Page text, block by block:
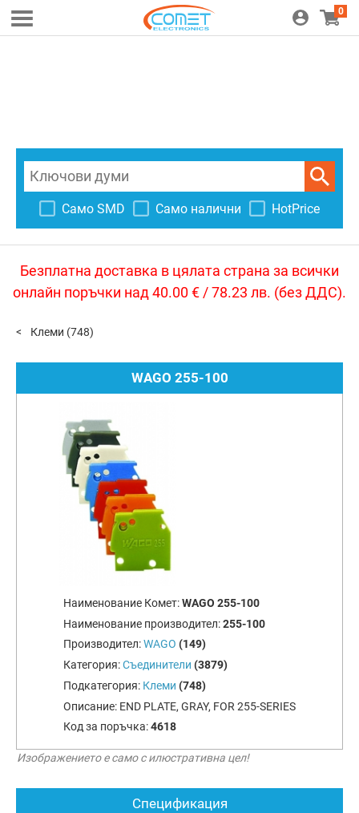
0
Само SMD Само налични HotPrice
Безплатна доставка в цялата страна за всички
онлайн поръчки над 40.00 € / 78.23 лв. (без ДДС).
Клеми (748)
WAGO 255-100
Наименование Комет:WAGO 255-100
Наименование производител:255-100
Производител:WAGO (149)
Категория:Съединители (3879)
Подкатегория: Клеми (748)
Описание: END PLATE, GRAY, FOR 255-SERIES
Код за поръчка:4618
Изображението е само с илюстративна цел!
Спецификация